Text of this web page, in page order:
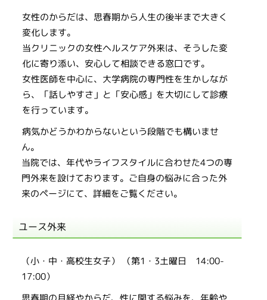
女性のからだは、思春期から人生の後半まで大きく
変化します。
当クリニックの女性ヘルスケア外来は、そうした変
化に寄り添い、安心して相談できる窓口です。
女性医師を中心に、大学病院の専門性を生かしなが
ら、「話しやすさ」と「安心感」を大切にして診療
を行っています。
病気かどうかわからないという段階でも構いませ
ん。
当院では、年代やライフスタイルに合わせた4つの専
門外来を設けております。ご自身の悩みに合った外
来のページにて、詳細をご覧ください。
ユース外来
（小・中・高校生女子） （第1・3土曜日 14:00-
17:00）